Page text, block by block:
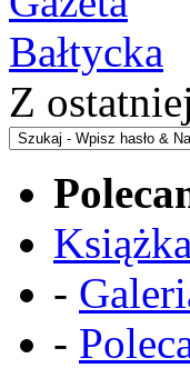
Z
Książka
-
-